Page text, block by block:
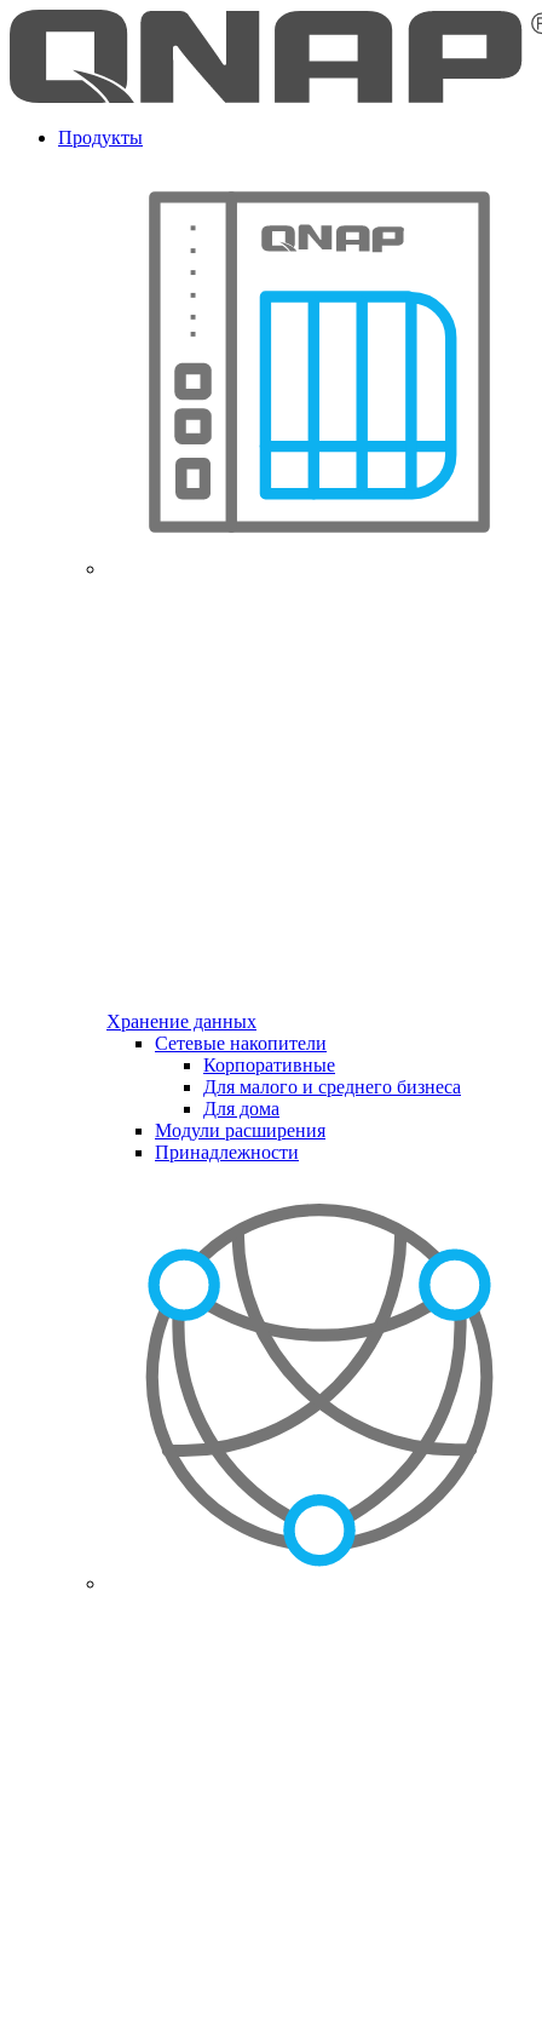
Продукты
Хранение данных
Сетевые накопители
Корпоративные
Для малого и среднего бизнеса
Для дома
Модули расширения
Принадлежности